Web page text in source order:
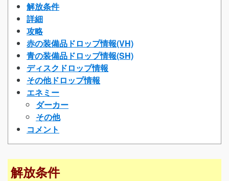
解放条件
詳細
攻略
赤の装備品ドロップ情報(VH)
青の装備品ドロップ情報(SH)
ディスクドロップ情報
その他ドロップ情報
エネミー
ダーカー
その他
コメント
解放条件